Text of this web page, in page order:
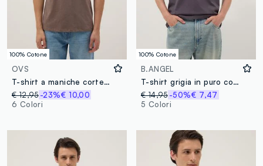
100% Cotone
OVS
T-shirt a maniche corte in puro cotone marrone regular fit
€ 12,95-23%€ 10,00
6 Colori
100% Cotone
B.ANGEL
T-shirt grigia in puro cotone con taschino regular fit
€ 14,95 -50%€ 7,47
5 Colori